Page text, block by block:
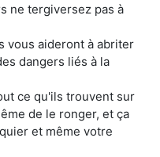
ne tergiversez pas à
vous aideront à abriter
dangers liés à la
ce qu'ils trouvent sur
de le ronger, et ça
et même votre